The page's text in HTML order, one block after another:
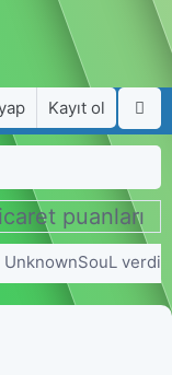
Kayıt ol
puanları
UnknownSouL